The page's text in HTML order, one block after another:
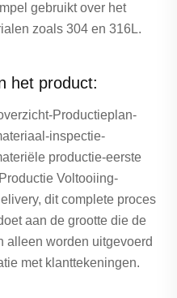
gebruikt over het
zoals 304 en 316L.
het product:
Productieplan-
inspectie-
productie-eerste
Voltooiing-
dit complete proces
aan de grootte die de
alleen worden uitgevoerd
met klanttekeningen.